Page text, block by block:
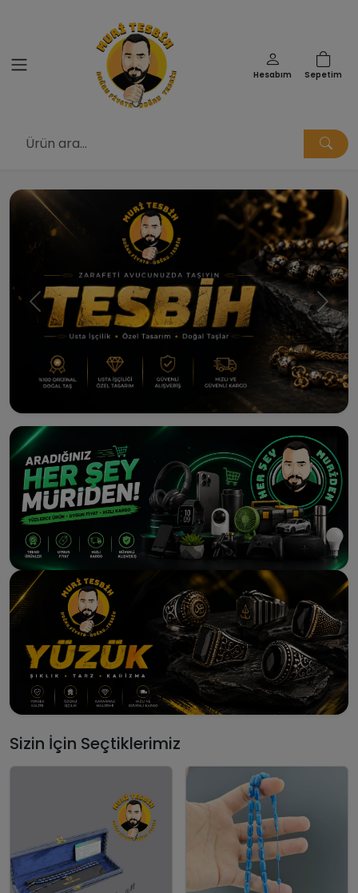
Hesabım Sepetim
Muri Tesbih | Doğru Fiyata
Sizin İçin Seçtiklerimiz